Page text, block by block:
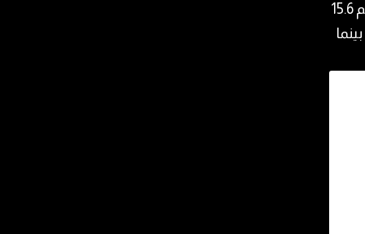
وتأتي صورتها هذه بعد أشهر من مشاركة متابعيها الذين يصل عددهم 15.6